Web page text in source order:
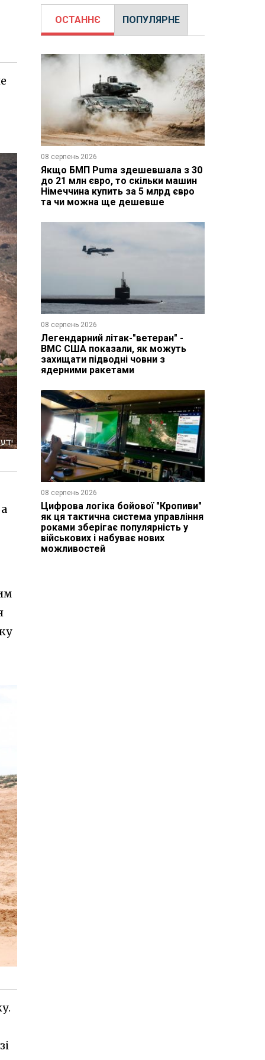
ОСТАННЄ ПОПУЛЯРНЕ
08 серпень 2026
Якщо БМП Puma здешевшала з 30
до 21 млн євро, то скільки машин
Німеччина купить за 5 млрд євро
та чи можна ще дешевше
08 серпень 2026
Легендарний літак-"ветеран" -
ВМС США показали, як можуть
захищати підводні човни з
ядерними ракетами
08 серпень 2026
Цифрова логіка бойової "Кропиви"
як ця тактична система управління
роками зберігає популярність у
військових і набуває нових
можливостей